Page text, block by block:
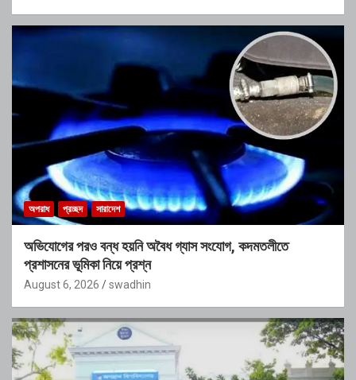
অপরাধ প্রচ্ছদ সারাদেশ
অভিযোগের পরও বন্ধ হয়নি অবৈধ গ্যাস সংযোগ, কদমতলীতে
প্রশাসনের ভূমিকা নিয়ে প্রশ্ন
August 6, 2026 swadhin